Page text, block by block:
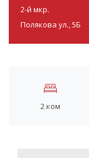
2-й мкр.
Полякова ул., 5Б
2 ком